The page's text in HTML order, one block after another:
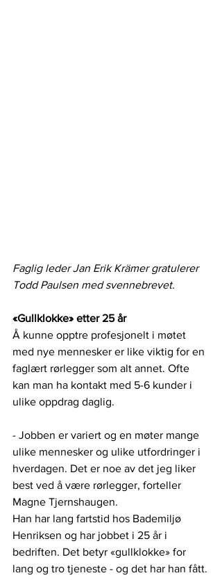
Faglig leder Jan Erik Krämer gratulerer
Todd Paulsen med svennebrevet.
«Gullklokke» etter 25 år
Å kunne opptre profesjonelt i møtet
med nye mennesker er like viktig for en
faglært rørlegger som alt annet. Ofte
kan man ha kontakt med 5-6 kunder i
ulike oppdrag daglig.
- Jobben er variert og en møter mange
ulike mennesker og ulike utfordringer i
hverdagen. Det er noe av det jeg liker
best ved å være rørlegger, forteller
Magne Tjernshaugen.
Han har lang fartstid hos Bademiljø
Henriksen og har jobbet i 25 år i
bedriften. Det betyr «gullklokke» for
lang og tro tjeneste - og det har han fått.